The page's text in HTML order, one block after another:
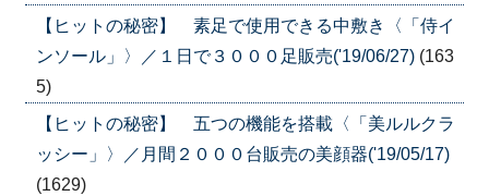
【ヒットの秘密】 素足で使用できる中敷き〈「侍イ
ンソール」〉／１日で３０００足販売('19/06/27) (163
5)
【ヒットの秘密】 五つの機能を搭載〈「美ルルクラ
ッシー」〉／月間２０００台販売の美顔器('19/05/17)
(1629)